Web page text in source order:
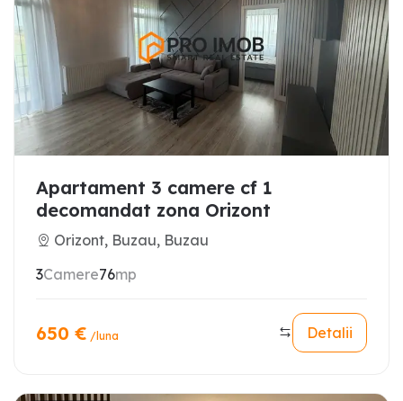
Apartament 3 camere cf 1
decomandat zona Orizont
Orizont, Buzau, Buzau
3Camere76mp
650 € /luna Detalii